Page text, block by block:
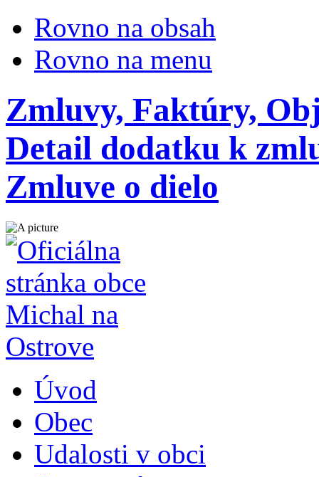
Rovno na obsah
Rovno na menu
Zmluvy, Faktúry,
Detail dodatku k
Zmluve o dielo
Úvod
Obec
Udalosti v obci